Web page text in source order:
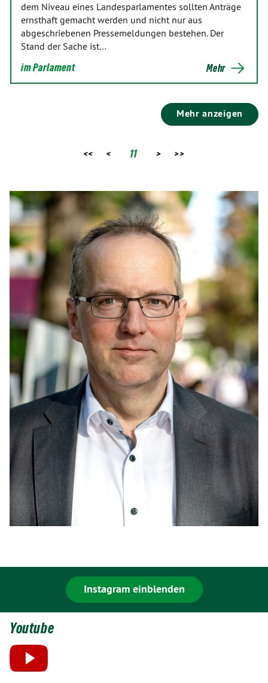
dem Niveau eines Landesparlamentes sollten Anträge
ernsthaft gemacht werden und nicht nur aus
abgeschriebenen Pressemeldungen bestehen. Der
Stand der Sache ist…
im Parlament Mehr
Mehr anzeigen
<< < 11 > >>
Instagram einblenden
Youtube